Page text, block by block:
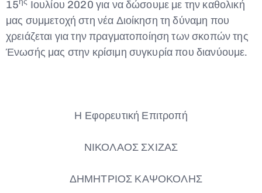
15
Ιουλίου 2020 για να δώσουμε με την καθολική
μας συμμετοχή στη νέα Διοίκηση τη δύναμη που
χρειάζεται για την πραγματοποίηση των σκοπών της
Ένωσής μας στην κρίσιμη συγκυρία που διανύουμε.
Η Εφορευτική Επιτροπή
ΝΙΚΟΛΑΟΣ ΣΧΙΖΑΣ
ΔΗΜΗΤΡΙΟΣ ΚΑΨΟΚΟΛΗΣ